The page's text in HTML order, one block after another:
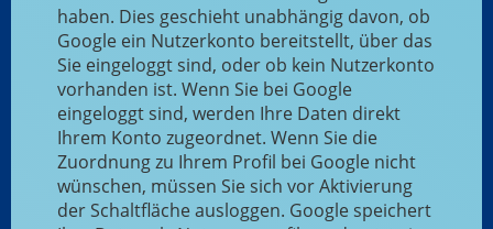
haben. Dies geschieht unabhängig davon, ob
Google ein Nutzerkonto bereitstellt, über das
Sie eingeloggt sind, oder ob kein Nutzerkonto
vorhanden ist. Wenn Sie bei Google
eingeloggt sind, werden Ihre Daten direkt
Ihrem Konto zugeordnet. Wenn Sie die
Zuordnung zu Ihrem Profil bei Google nicht
wünschen, müssen Sie sich vor Aktivierung
der Schaltfläche ausloggen. Google speichert